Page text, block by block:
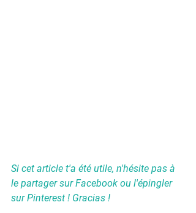
Si cet article t'a été utile, n'hésite pas à
le partager sur Facebook ou l'épingler
sur Pinterest ! Gracias !